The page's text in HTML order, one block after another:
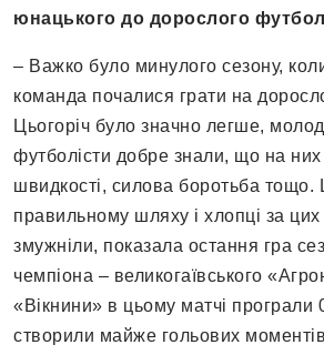
юнацького до дорослого
– Важко було минулого сезону,
команда почалися грати на
Цьогоріч було значно легше,
футболісти добре знали, що на них
швидкості, силова боротьба
правильному шляху і хлопці за
змужніли, показала остання гра
чемпіона – великогаївського
«Вікнини» в цьому матчі програли
створили майже гольових